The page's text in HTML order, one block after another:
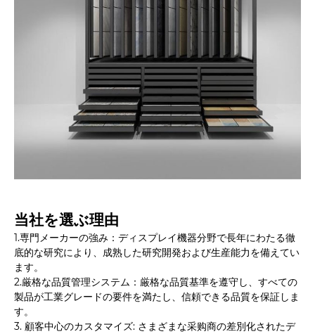
当社を選ぶ理由
1.専門メーカーの強み：ディスプレイ機器分野で長年にわたる徹
底的な研究により、成熟した研究開発および生産能力を備えてい
ます。
2.厳格な品質管理システム：厳格な品質基準を遵守し、すべての
製品が工業グレードの要件を満たし、信頼できる品質を保証しま
す。
3. 顧客中心のカスタマイズ: さまざまな采购商の差別化されたデ